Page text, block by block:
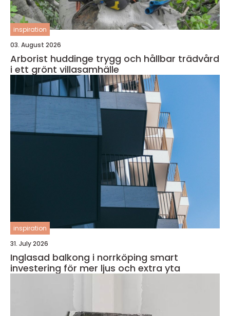
inspiration
03. August 2026
Arborist huddinge trygg och hållbar trädvård
i ett grönt villasamhälle
inspiration
31. July 2026
Inglasad balkong i norrköping smart
investering för mer ljus och extra yta